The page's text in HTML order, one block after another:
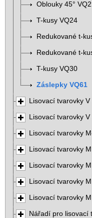
Oblouky 45°
T-kusy VQ24
Redukované t-
Redukované t-
T-kusy VQ30
Záslepky VQ61
Lisovací tvarovky
Lisovací tvarovky
Lisovací tvarovky
Lisovací tvarovky
Lisovací tvarovky
Lisovací tvarovky
Lisovací tvarovky
Nářadí pro lisovací